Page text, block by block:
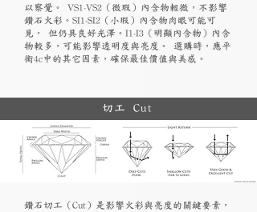
以察覺。 VS1-VS2（微瑕）內含物輕微，不影響
鑽石火彩。SI1-SI2（小瑕）內含物肉眼可能可
見， 但仍具良好光澤。I1-I3（明顯內含物）內含
物較多，可能影響透明度與亮度。 選購時，應平
衡4c中的其它因素，確保最佳價值與美感。
切工 Cut
鑽石切工（Cut）是影響火彩與亮度的關鍵要素，